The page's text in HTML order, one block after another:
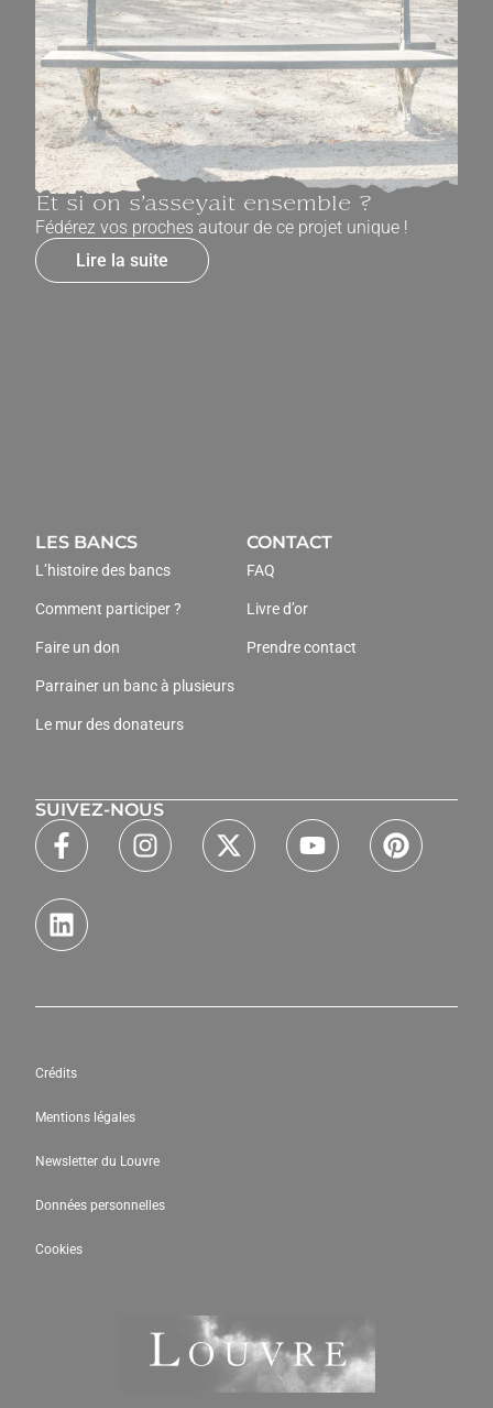
Et si on s’asseyait ensemble ?
Fédérez vos proches autour de ce projet unique !
Lire la suite
LES BANCS
L’histoire des bancs
Comment participer ?
Faire un don
Parrainer un banc à plusieurs
Le mur des donateurs
CONTACT
FAQ
Livre d’or
Prendre contact
SUIVEZ-NOUS
Crédits
Mentions légales
Newsletter du Louvre
Données personnelles
Cookies